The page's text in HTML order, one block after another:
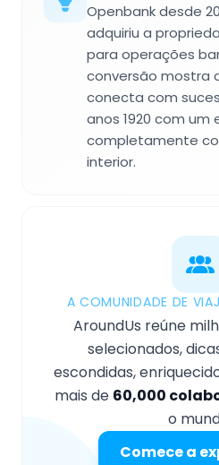
Openbank desde
adquiriu a
para operações
conversão mostra
conecta com
anos 1920 com
completamente
interior.
A COMUNIDADE DE
AroundUs reúne
selecionados,
escondidas,
mais de 60,000
o
Comece a